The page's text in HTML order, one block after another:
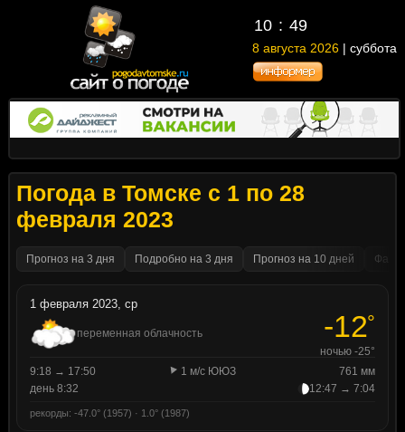
10 49
8 августа 2026 | суббота
Погода в Томске с 1 по 28
февраля 2023
Прогноз на 3 дня Подробно на 3 дня Прогноз на 10 дней
1 февраля 2023, ср
переменная облачность -12°
ночью -25°
9:18 → 17:50
1 м/с ЮЮЗ
761 мм
день 8:32
12:47 → 7:04
рекорды: -47.0° (1957) · 1.0° (1987)